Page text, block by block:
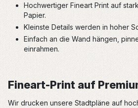
Hochwertiger Fineart Print auf
Papier.
Kleinste Details werden in hoher
Einfach an die Wand hängen,
einrahmen.
Fineart-Print auf
Wir drucken unsere Stadtpläne auf